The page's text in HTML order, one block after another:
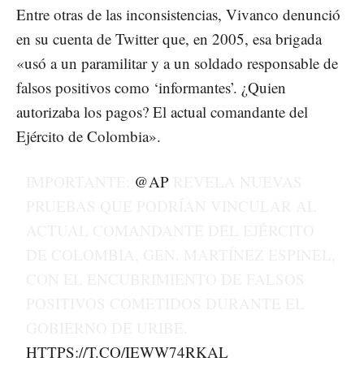
Entre otras de las inconsistencias, Vivanco denunció
en su cuenta de Twitter que, en 2005, esa brigada
«usó a un paramilitar y a un soldado responsable de
falsos positivos como ‘informantes’. ¿Quien
autorizaba los pagos? El actual comandante del
Ejército de Colombia».
@AP
HTTPS://T.CO/IEWW74RKAL